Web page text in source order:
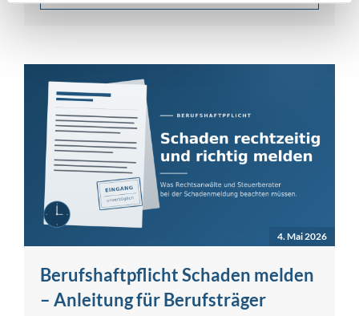
4. Mai 2026
Berufshaftpflicht Schaden melden
– Anleitung für Berufsträger